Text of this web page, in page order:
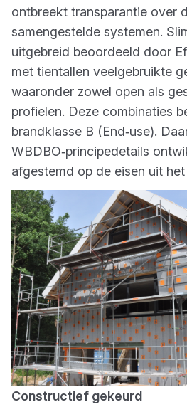
ontbreekt transparantie over
samengestelde systemen.
uitgebreid beoordeeld door
met tientallen veelgebruikte
waaronder zowel open als
profielen. Deze combinaties
brandklasse B (End‑use).
WBDBO‑principedetails
afgestemd op de eisen uit het
Constructief gekeurd